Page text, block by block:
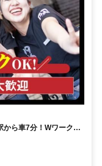
から車7分！Wワーク